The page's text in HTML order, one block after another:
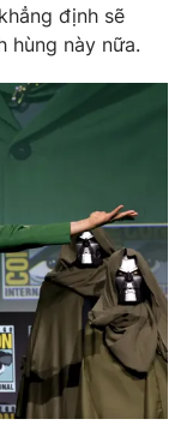
483/GP-BTTTT
Quốc Thắng,
932
định sẽ
hùng này nữa.